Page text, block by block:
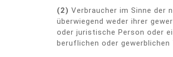
(2) Verbraucher im Sinne der
überwiegend weder ihrer
oder juristische Person oder
beruflichen oder